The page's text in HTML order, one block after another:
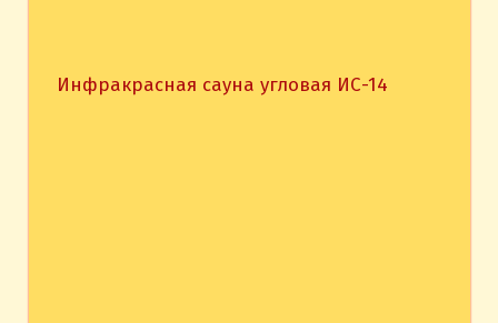
Инфракрасная сауна угловая ИС-14